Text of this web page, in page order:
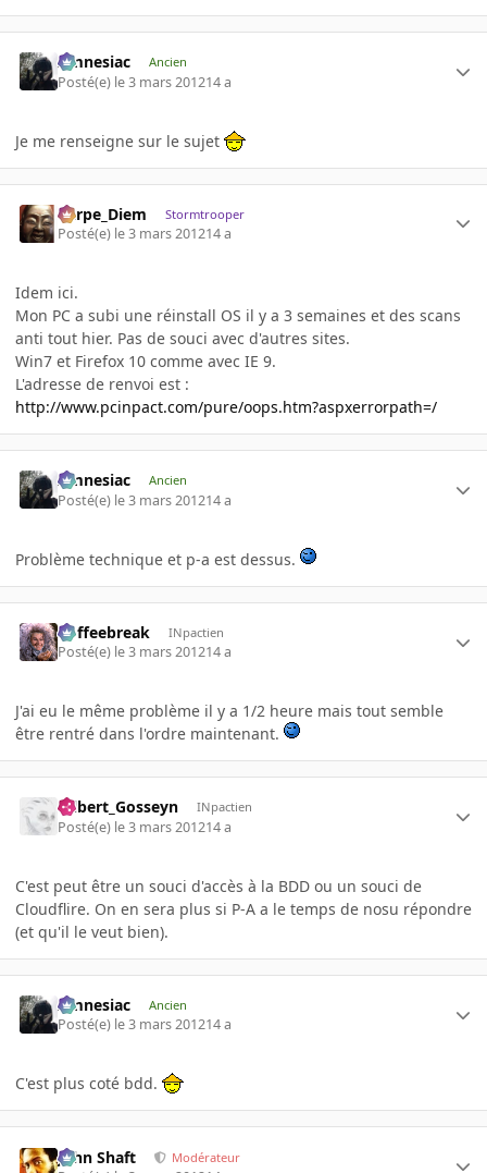
Amnesiac Ancien
Posté(e) le 3 mars 201214 a
Je me renseigne sur le sujet
Carpe_Diem Stormtrooper
Posté(e) le 3 mars 201214 a
Idem ici.
Mon PC a subi une réinstall OS il y a 3 semaines et des scans
anti tout hier. Pas de souci avec d'autres sites.
Win7 et Firefox 10 comme avec IE 9.
L'adresse de renvoi est :
http://www.pcinpact.com/pure/oops.htm?aspxerrorpath=/
Amnesiac Ancien
Posté(e) le 3 mars 201214 a
Problème technique et p-a est dessus.
Coffeebreak INpactien
Posté(e) le 3 mars 201214 a
J'ai eu le même problème il y a 1/2 heure mais tout semble
être rentré dans l'ordre maintenant.
Gilbert_Gosseyn INpactien
Posté(e) le 3 mars 201214 a
C'est peut être un souci d'accès à la BDD ou un souci de
Cloudflire. On en sera plus si P-A a le temps de nosu répondre
(et qu'il le veut bien).
Amnesiac Ancien
Posté(e) le 3 mars 201214 a
C'est plus coté bdd.
John Shaft Modérateur